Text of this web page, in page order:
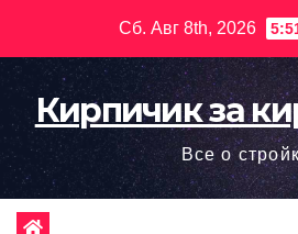
содержимому
Сб. Авг 8th, 2026
Кирпичик за
Все о